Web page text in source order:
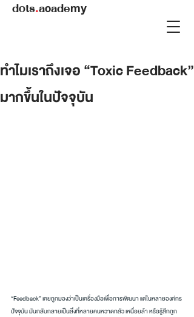
dots.academy
ทำไมเราถึงเจอ “Toxic Feedback”
มากขึ้นในปัจจุบัน
“Feedback” เคยถูกมองว่าเป็นเครื่องมือเพื่อการพัฒนา แต่ในหลายองค์กร
ปัจจุบัน มันกลับกลายเป็นสิ่งที่หลายคนหวาดกลัว เหนื่อยล้า หรือรู้สึกถูก